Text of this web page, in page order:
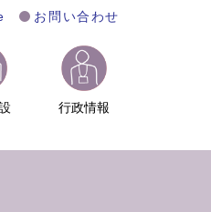
お問い合わせ
行政情報